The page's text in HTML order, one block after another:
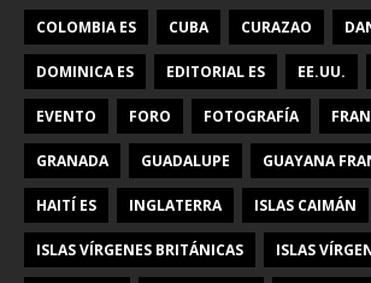
COLOMBIA ES CUBA CURAZAO
DOMINICA ES EDITORIAL ES EE.UU.
EVENTO FORO FOTOGRAFÍA
GRANADA GUADALUPE GUAYANA
HAITÍ ES INGLATERRA ISLAS CAIMÁN
ISLAS VÍRGENES BRITÁNICAS ISLAS